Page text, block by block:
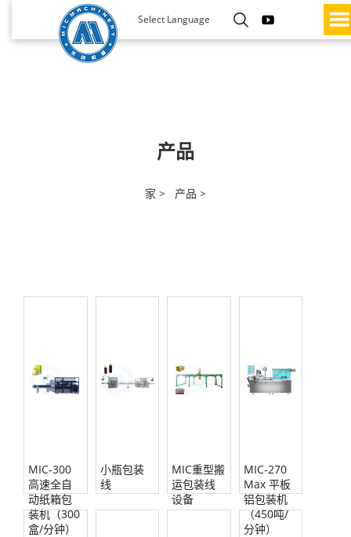
Select Language
产品
家 > 产品 >
MIC-300
高速全自
动纸箱包
装机（300
盒/分钟）
小瓶包装
线
MIC重型搬
运包装线
设备
MIC-270
Max 平板
铝包装机
（450吨/
分钟）